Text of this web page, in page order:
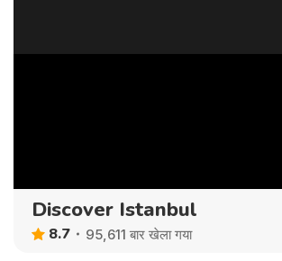
Discover Istanbul
8.7 95,611 बार खेला गया